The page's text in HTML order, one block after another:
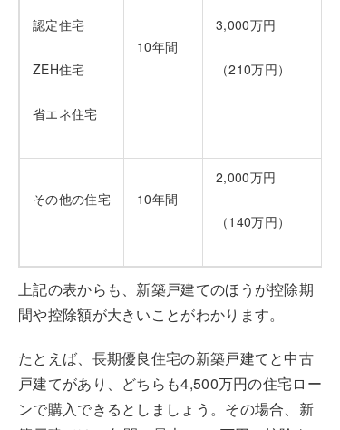
認定住宅
ZEH住宅
省エネ住宅
10年間
3,000万円
（210万円）
その他の住宅 10年間
2,000万円
（140万円）
上記の表からも、新築戸建てのほうが控除期
間や控除額が大きいことがわかります。
たとえば、長期優良住宅の新築戸建てと中古
戸建てがあり、どちらも4,500万円の住宅ロー
ンで購入できるとしましょう。その場合、新